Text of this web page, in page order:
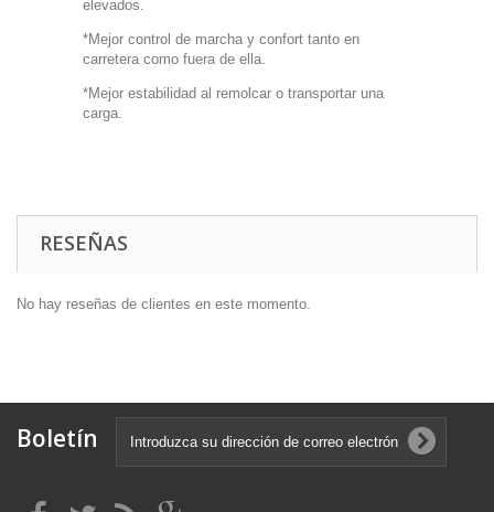
elevados.
*Mejor control de marcha y confort tanto en
carretera como fuera de ella.
*Mejor estabilidad al remolcar o transportar una
carga.
RESEÑAS
No hay reseñas de clientes en este momento.
Boletín